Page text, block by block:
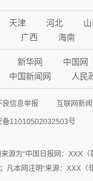
天津 河北
广西 海南
新华网 中国网
中国新闻网 人民
良信息举报 互联网新
备11010502032503号
源为“中国日报网：XXX
凡本网注明“来源：XXX